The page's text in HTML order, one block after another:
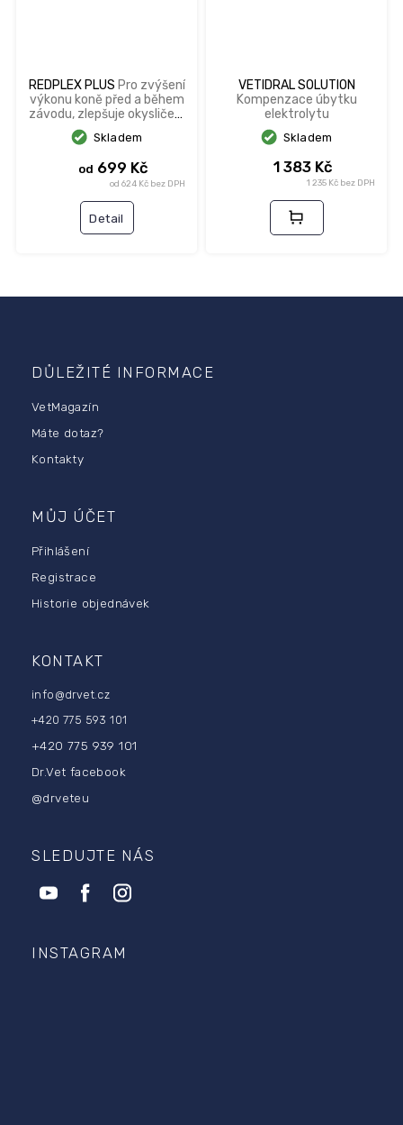
REDPLEX PLUS Pro zvýšení
výkonu koně před a během
závodu, zlepšuje okysličení
Skladem
od 624 Kč bez DPH
od 699 Kč
Detail
VETIDRAL SOLUTION
Kompenzace úbytku
elektrolytu
Skladem
1 235 Kč bez DPH
1 383 Kč
DŮLEŽITÉ INFORMACE
VetMagazín
Máte dotaz?
Kontakty
MŮJ ÚČET
Přihlášení
Registrace
Historie objednávek
KONTAKT
info @drvet.cz
+420 775 593 101
+420 775 939 101
Dr.Vet facebook
@drveteu
SLEDUJTE NÁS
INSTAGRAM